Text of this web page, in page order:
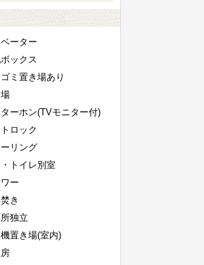
ーター
ックス
ミ置き場あり
ーホン(TVモニター付)
ロック
リング
トイレ別室
ー
き
独立
置き場(室内)